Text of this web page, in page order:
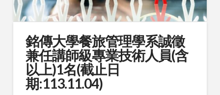
銘傳大學餐旅管理學系誠徵
兼任講師級專業技術人員(含
以上)1名(截止日
期:113.11.04)